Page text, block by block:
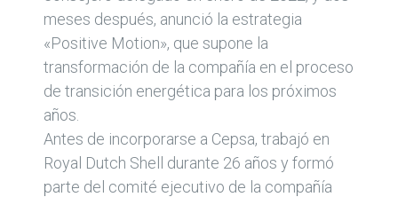
meses después, anunció la estrategia
«Positive Motion», que supone la
transformación de la compañía en el proceso
de transición energética para los próximos
años.
Antes de incorporarse a Cepsa, trabajó en
Royal Dutch Shell durante 26 años y formó
parte del comité ejecutivo de la compañía